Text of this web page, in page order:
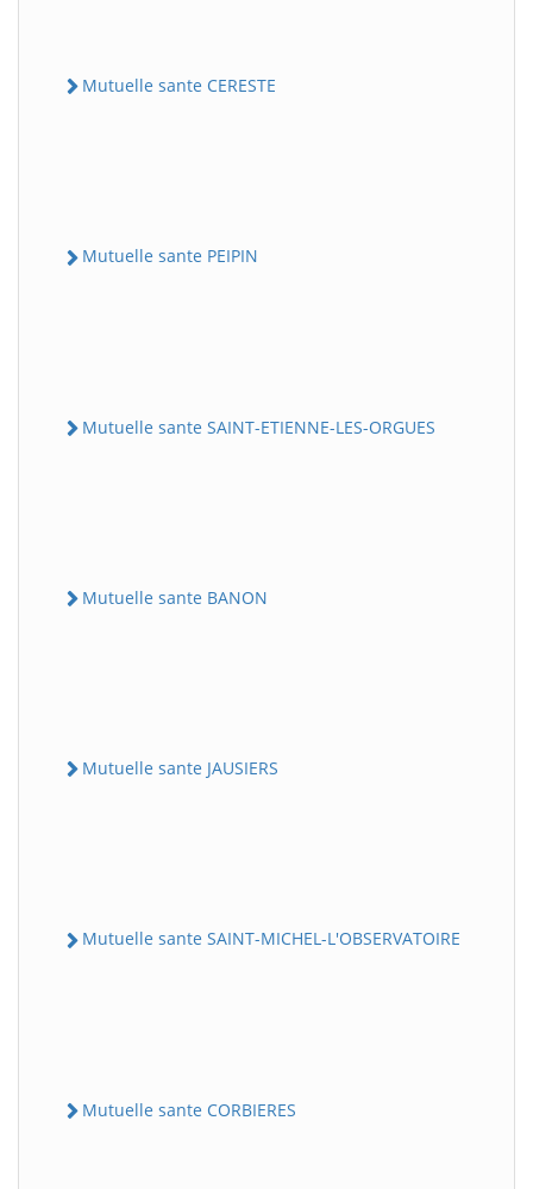
Mutuelle sante CERESTE
Mutuelle sante PEIPIN
Mutuelle sante SAINT-ETIENNE-LES-ORGUES
Mutuelle sante BANON
Mutuelle sante JAUSIERS
Mutuelle sante SAINT-MICHEL-L'OBSERVATOIRE
Mutuelle sante CORBIERES